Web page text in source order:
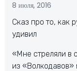
8 июля, 2016
Сказ про то, как
удивил
«Мне стреляли в
из